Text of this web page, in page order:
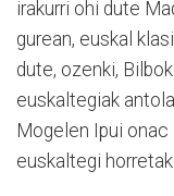
irakurri ohi dute
gurean, euskal
dute, ozenki,
euskaltegiak
Mogelen Ipui onac
euskaltegi